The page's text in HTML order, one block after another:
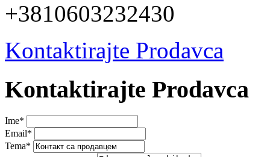
+3810603232430
Kontaktirajte Prodavca
Kontaktirajte Prodavca
Ime*
Email*
Tema*